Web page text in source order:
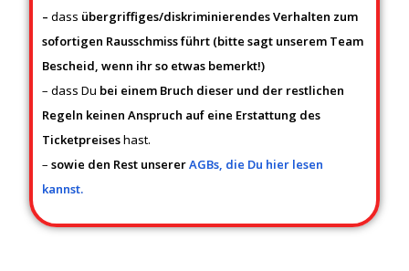
–dass übergriffiges/diskriminierendes Verhalten zum
sofortigen Rausschmiss führt (bitte sagt unserem Team
Bescheid, wenn ihr so etwas bemerkt!)
– dass Du bei einem Bruch dieser und der restlichen
Regeln keinen Anspruch auf eine Erstattung des
Ticketpreiseshast.
–sowie den Rest unsererAGBs, die Du hier lesen
kannst.